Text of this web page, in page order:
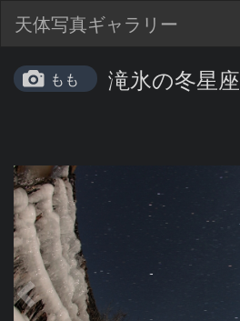
天体写真ギャラリー
もも 滝氷の冬星座